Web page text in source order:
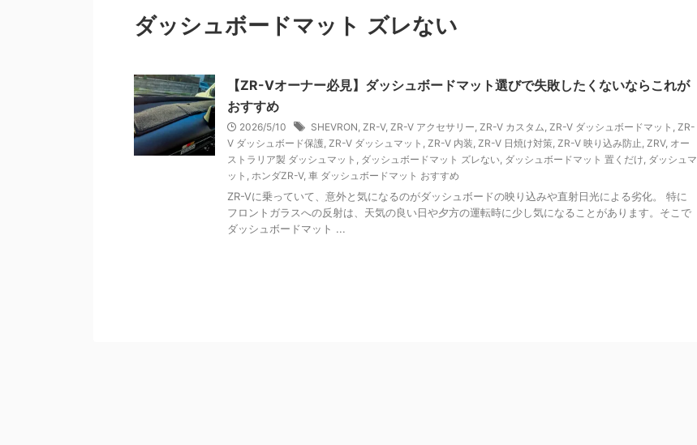
ダッシュボードマット ズレない
【ZR-Vオーナー必見】ダッシュボードマット選びで失敗したくないならこれが
おすすめ
2026/5/10 SHEVRON, ZR-V, ZR-V アクセサリー, ZR-V カスタム, ZR-V ダッシュボードマット , ZR-
V ダッシュボード保護, ZR-V ダッシュマット , ZR-V 内装, ZR-V 日焼け対策, ZR-V 映り込み防止, ZRV, オー
ストラリア製 ダッシュマット , ダッシュボードマット ズレない, ダッシュボードマット 置くだけ, ダッシュマ
ット , ホンダZR-V, 車 ダッシュボードマット おすすめ
ZR-Vに乗っていて、意外と気になるのがダッシュボードの映り込みや直射日光による劣化。 特に
フロントガラスへの反射は、天気の良い日や夕方の運転時に少し気になることがあります。そこで
ダッシュボードマット ...